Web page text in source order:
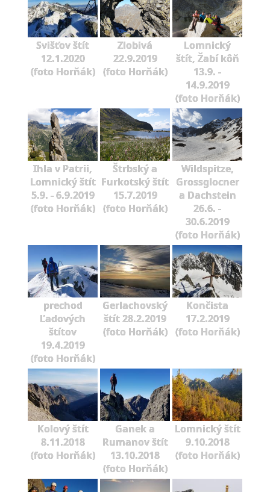
Svišťov štít
12.1.2020
(foto Horňák)
Zlobivá
22.9.2019
(foto Horňák)
Lomnický
štít, Žabí kôň
13.9. -
14.9.2019
(foto Horňák)
Ihla v Patrii,
Lomnický štít
5.9. - 6.9.2019
(foto Horňák)
Štrbský a
Furkotský štít
15.7.2019
(foto Horňák)
Wildspitze,
Grossglocner
a Dachstein
26.6. -
30.6.2019
(foto Horňák)
prechod
Ľadových
štítov
19.4.2019
(foto Horňák)
Gerlachovský
štít 28.2.2019
(foto Horňák)
Končista
17.2.2019
(foto Horňák)
Kolový štít
8.11.2018
(foto Horňák)
Ganek a
Rumanov štít
13.10.2018
(foto Horňák)
Lomnický štít
9.10.2018
(foto Horňák)